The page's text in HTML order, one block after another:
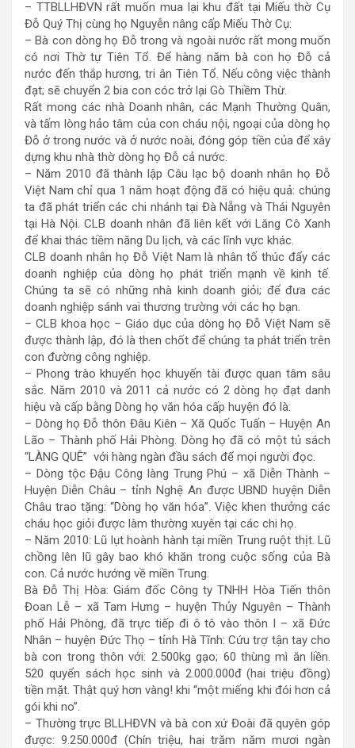
– TTBLLHĐVN rất muốn mua lại khu đất tại Miếu thờ Cụ
Đỗ Quý Thị cùng họ Nguyễn nâng cấp Miếu Thờ Cụ:
– Bà con dòng họ Đỗ trong và ngoài nước rất mong muốn
có nơi Thờ tự Tiên Tổ. Để hàng năm bà con họ Đỗ cả
nước đến thắp hương, tri ân Tiên Tổ. Nếu công việc thành
đạt; sẽ chuyển 2 bia con cóc trở lại Gò Thiềm Thừ.
Rất mong các nhà Doanh nhân, các Mạnh Thường Quân,
và tấm lòng hảo tâm của con cháu nội, ngoại của dòng họ
Đỗ ở trong nước và ở nước noài, đóng góp tiền của để xây
dựng khu nhà thờ dòng họ Đỗ cả nước.
– Năm 2010 đã thành lập Câu lạc bộ doanh nhân họ Đỗ
Việt Nam chỉ qua 1 năm hoạt động đã có hiệu quả: chúng
ta đã phát triển các chi nhánh tại Đà Nẵng và Thái Nguyên
tại Hà Nội. CLB doanh nhân đã liên kết với Lăng Cô Xanh
để khai thác tiềm năng Du lịch, và các lĩnh vực khác.
CLB doanh nhân họ Đỗ Việt Nam là nhân tố thúc đẩy các
doanh nghiệp của dòng họ phát triển mạnh về kinh tế.
Chúng ta sẽ có những nhà kinh doanh giỏi; để đưa các
doanh nghiệp sánh vai thương trường với các họ bạn.
– CLB khoa học – Giáo dục của dòng họ Đỗ Việt Nam sẽ
được thành lập, đó là then chốt để chúng ta phát triển trên
con đường công nghiệp.
– Phong trào khuyến học khuyến tài được quan tâm sâu
sắc. Năm 2010 và 2011 cả nước có 2 dòng họ đạt danh
hiệu và cấp bằng Dòng họ văn hóa cấp huyện đó là:
– Dòng họ Đỗ thôn Đâu Kiên – Xã Quốc Tuấn – Huyện An
Lão – Thành phố Hải Phòng. Dòng họ đã có một tủ sách
“LÀNG QUÊ” với hàng ngàn đầu sách để mọi người đọc.
– Dòng tộc Đậu Công làng Trung Phú – xã Diễn Thành –
Huyện Diễn Châu – tỉnh Nghệ An được UBND huyện Diễn
Châu trao tặng: “Dòng họ văn hóa”. Việc khen thưởng các
cháu học giỏi được làm thường xuyên tại các chi họ.
– Năm 2010: Lũ lụt hoành hành tại miền Trung ruột thịt. Lũ
chồng lên lũ gây bao khó khăn trong cuộc sống của Bà
con. Cả nước hướng về miền Trung.
Bà Đỗ Thị Hòa: Giám đốc Công ty TNHH Hòa Tiến thôn
Đoan Lễ – xã Tam Hưng – huyện Thủy Nguyên – Thành
phố Hải Phòng, đã trực tiếp đi ô tô vào thôn I – xã Đức
Nhân – huyện Đức Thọ – tỉnh Hà Tĩnh: Cứu trợ tận tay cho
bà con trong thôn với: 2.500kg gạo; 60 thùng mì ăn liền.
520 quyển sách học sinh và 2.000.000đ (hai triệu đồng)
tiền mặt. Thật quý hơn vàng! khi “một miếng khi đói hơn cả
gói khi no”.
– Thường trực BLLHĐVN và bà con xứ Đoài đã quyên góp
được: 9.250.000đ (Chín triệu, hai trăm năm mươi ngàn